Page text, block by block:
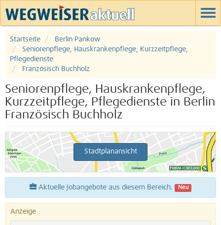
Startseite
Berlin Pankow
Seniorenpflege, Hauskrankenpflege, Kurzzeitpflege,
Pflegedienste
Französisch Buchholz
Seniorenpflege, Hauskrankenpflege,
Kurzzeitpflege, Pflegedienste in Berlin
Französisch Buchholz
Stadtplanansicht
Aktuelle Jobangebote aus diesem Bereich. Neu
Anzeige